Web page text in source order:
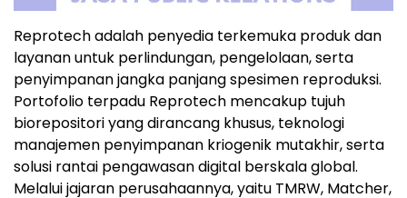
Reprotech adalah penyedia terkemuka produk dan
layanan untuk perlindungan, pengelolaan, serta
penyimpanan jangka panjang spesimen reproduksi.
Portofolio terpadu Reprotech mencakup tujuh
biorepositori yang dirancang khusus, teknologi
manajemen penyimpanan kriogenik mutakhir, serta
solusi rantai pengawasan digital berskala global.
Melalui jajaran perusahaannya, yaitu TMRW, Matcher,